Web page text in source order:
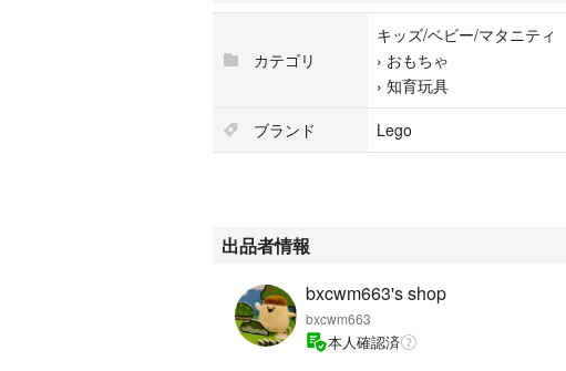
カテゴリ
キッズ/ベビー/マタニティ
› おもちゃ
› 知育玩具
ブランド
Lego
出品者情報
bxcwm663's shop
bxcwm663
本人確認済